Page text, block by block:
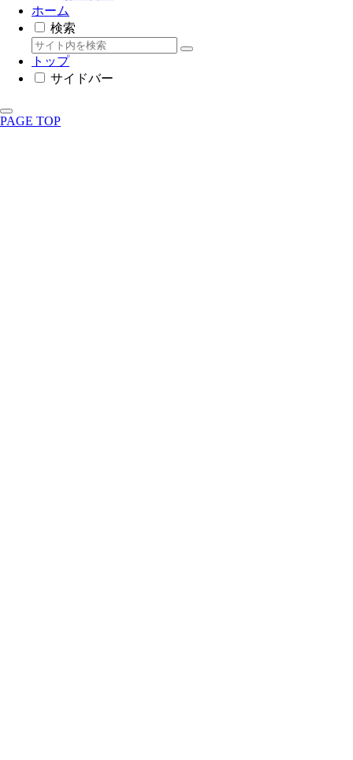
ホーム
検索
トップ
サイドバー
PAGE TOP